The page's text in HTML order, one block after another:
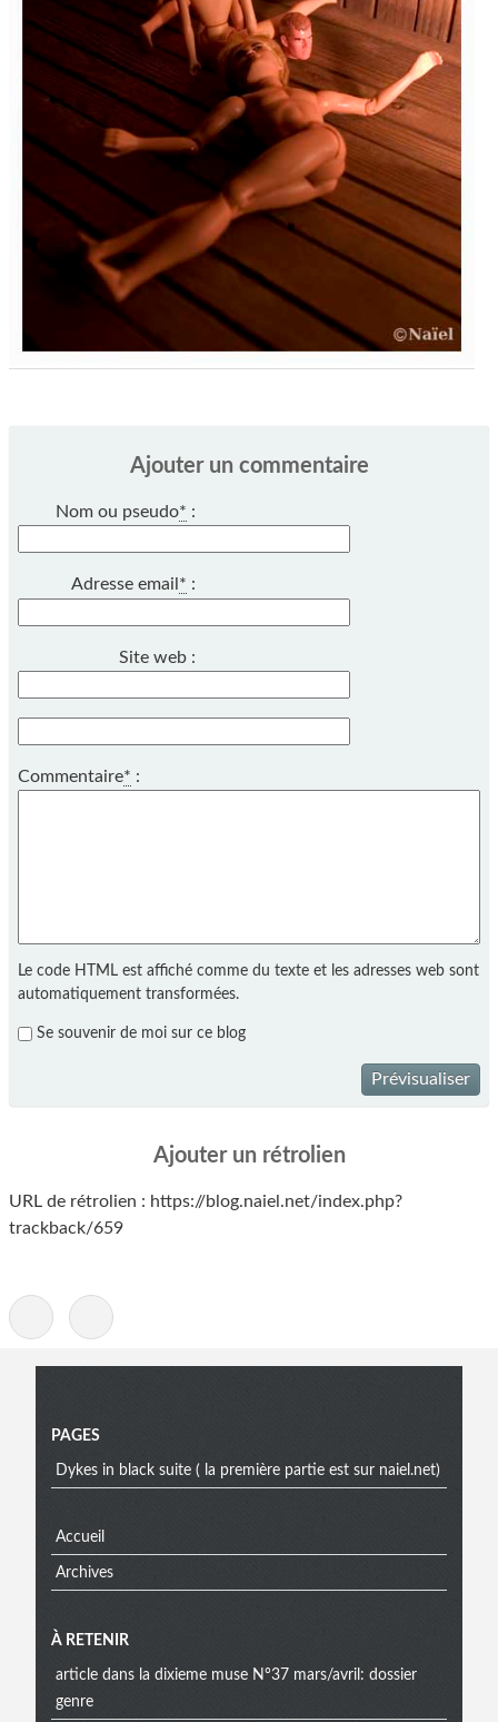
Ajouter un commentaire
Nom ou pseudo* :
Adresse email * :
Site web :
Commentaire* :
Le code HTML est affiché comme du texte et les adresses web sont
automatiquement transformées.
Se souvenir de moi sur ce blog
Prévisualiser
Ajouter un rétrolien
URL de rétrolien : https://blog.naiel.net/index.php?
trackback/659
Menu
PAGES
Dykes in black suite ( la première partie est sur naiel.net)
Accueil
Archives
À RETENIR
article dans la dixieme muse N°37 mars/avril: dossier
genre